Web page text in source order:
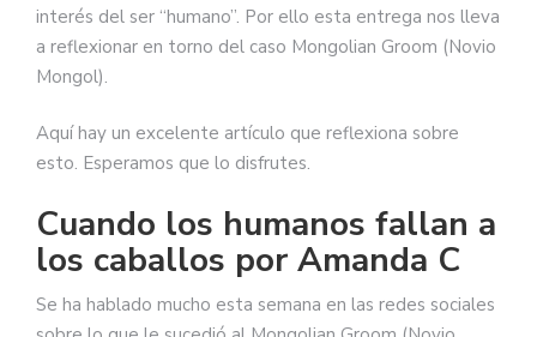
interés del ser “humano”. Por ello esta entrega nos lleva
a reflexionar en torno del caso Mongolian Groom (Novio
Mongol).
Aquí hay un excelente artículo que reflexiona sobre
esto. Esperamos que lo disfrutes.
Cuando los humanos fallan a
los caballos por Amanda C
Se ha hablado mucho esta semana en las redes sociales